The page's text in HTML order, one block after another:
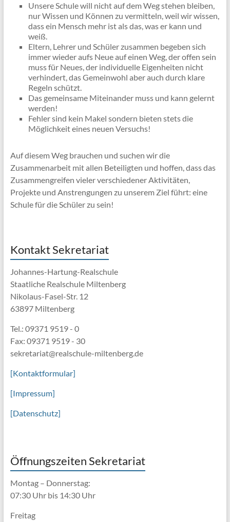
Unsere Schule will nicht auf dem Weg stehen bleiben,
nur Wissen und Können zu vermitteln, weil wir wissen,
dass ein Mensch mehr ist als das, was er kann und
weiß.
Eltern, Lehrer und Schüler zusammen begeben sich
immer wieder aufs Neue auf einen Weg, der offen sein
muss für Neues, der individuelle Eigenheiten nicht
verhindert, das Gemeinwohl aber auch durch klare
Regeln schützt.
Das gemeinsame Miteinander muss und kann gelernt
werden!
Fehler sind kein Makel sondern bieten stets die
Möglichkeit eines neuen Versuchs!
Auf diesem Weg brauchen und suchen wir die
Zusammenarbeit mit allen Beteiligten und hoffen, dass das
Zusammengreifen vieler verschiedener Aktivitäten,
Projekte und Anstrengungen zu unserem Ziel führt: eine
Schule für die Schüler zu sein!
Kontakt Sekretariat
Johannes-Hartung-Realschule
Staatliche Realschule Miltenberg
Nikolaus-Fasel-Str. 12
63897 Miltenberg
Tel.: 09371 9519 - 0
Fax: 09371 9519 - 30
sekretariat@realschule-miltenberg.de
[Kontaktformular]
[Impressum]
[Datenschutz]
Öffnungszeiten Sekretariat
Montag – Donnerstag:
07:30 Uhr bis 14:30 Uhr
Freitag